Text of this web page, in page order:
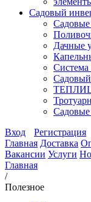
Садовый
Дачные
Система
Садовый
Вход
Регистрация
Главная Доставка
Вакансии Услуги
Главная
/
Полезное